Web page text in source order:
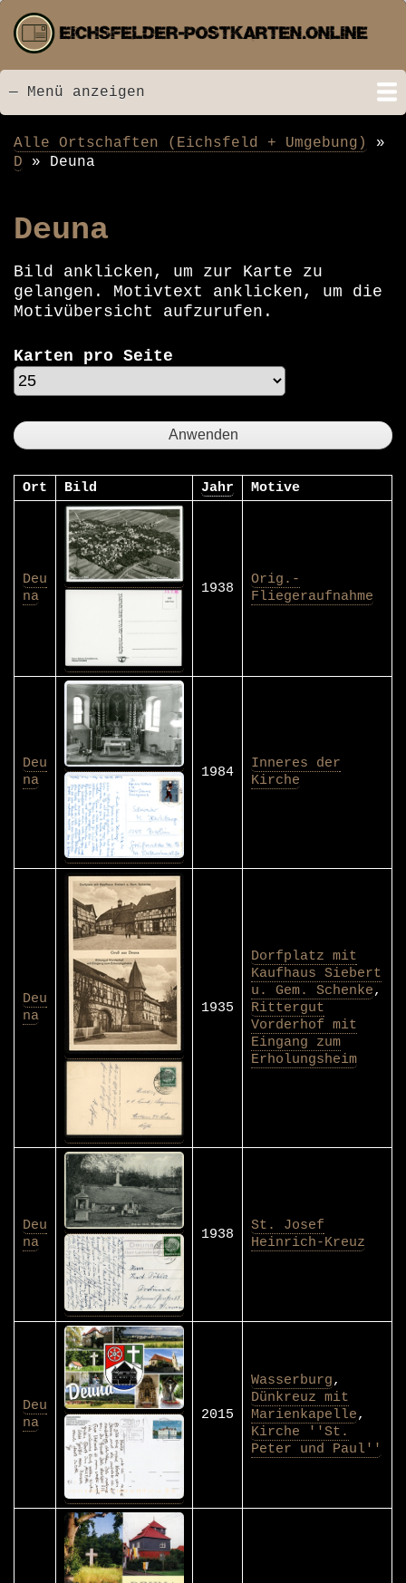
zum
Inhalt
Menü
— Menü anzeigen
Startseite
Neu hinzugefügt
Postkarten
Bildarchiv
Videos
Suche
Kontakt
Links
Spende
Pfadnavigation
Alle Ortschaften (Eichsfeld + Umgebung)
D
Deuna
Deuna
Bild anklicken, um zur Karte zu
gelangen. Motivtext anklicken, um die
Motivübersicht aufzurufen.
Karten pro Seite
Ort Bild Jahr Motive
Deu
na
1938
Orig.-
Fliegeraufnahme
Deu
na
1984
Inneres der
Kirche
Deu
na
1935
Dorfplatz mit
Kaufhaus Siebert
u. Gem. Schenke,
Rittergut
Vorderhof mit
Eingang zum
Erholungsheim
Deu
na
1938
St. Josef
Heinrich-Kreuz
Deu
na
2015
Wasserburg,
Dünkreuz mit
Marienkapelle,
Kirche ''St.
Peter und Paul''